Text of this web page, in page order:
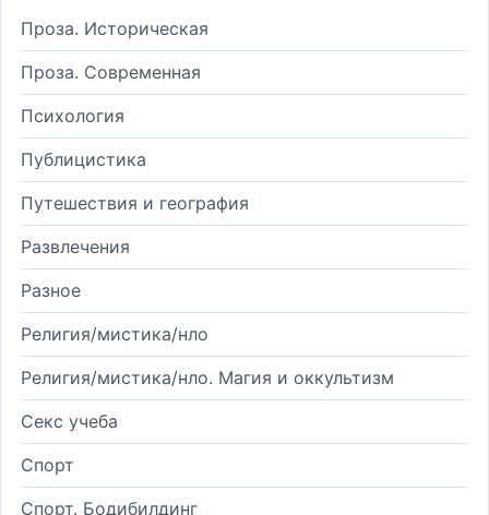
Проза. Историческая
Проза. Современная
Психология
Публицистика
Путешествия и география
Развлечения
Разное
Религия/мистика/нло
Религия/мистика/нло. Магия и оккультизм
Секс учеба
Спорт
Спорт. Бодибилдинг